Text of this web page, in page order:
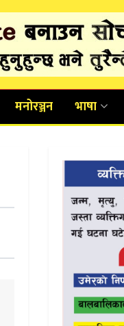
मनोरञ्जन भाषा